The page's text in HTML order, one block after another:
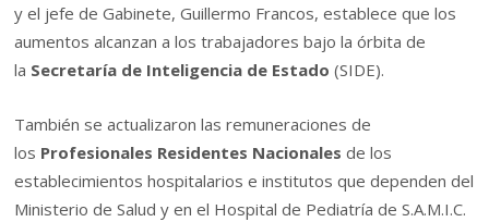
y el jefe de Gabinete, Guillermo Francos, establece que los
aumentos alcanzan a los trabajadores bajo la órbita de
la Secretaría de Inteligencia de Estado (SIDE).
También se actualizaron las remuneraciones de
los Profesionales Residentes Nacionales de los
establecimientos hospitalarios e institutos que dependen del
Ministerio de Salud y en el Hospital de Pediatría de S.A.M.I.C.